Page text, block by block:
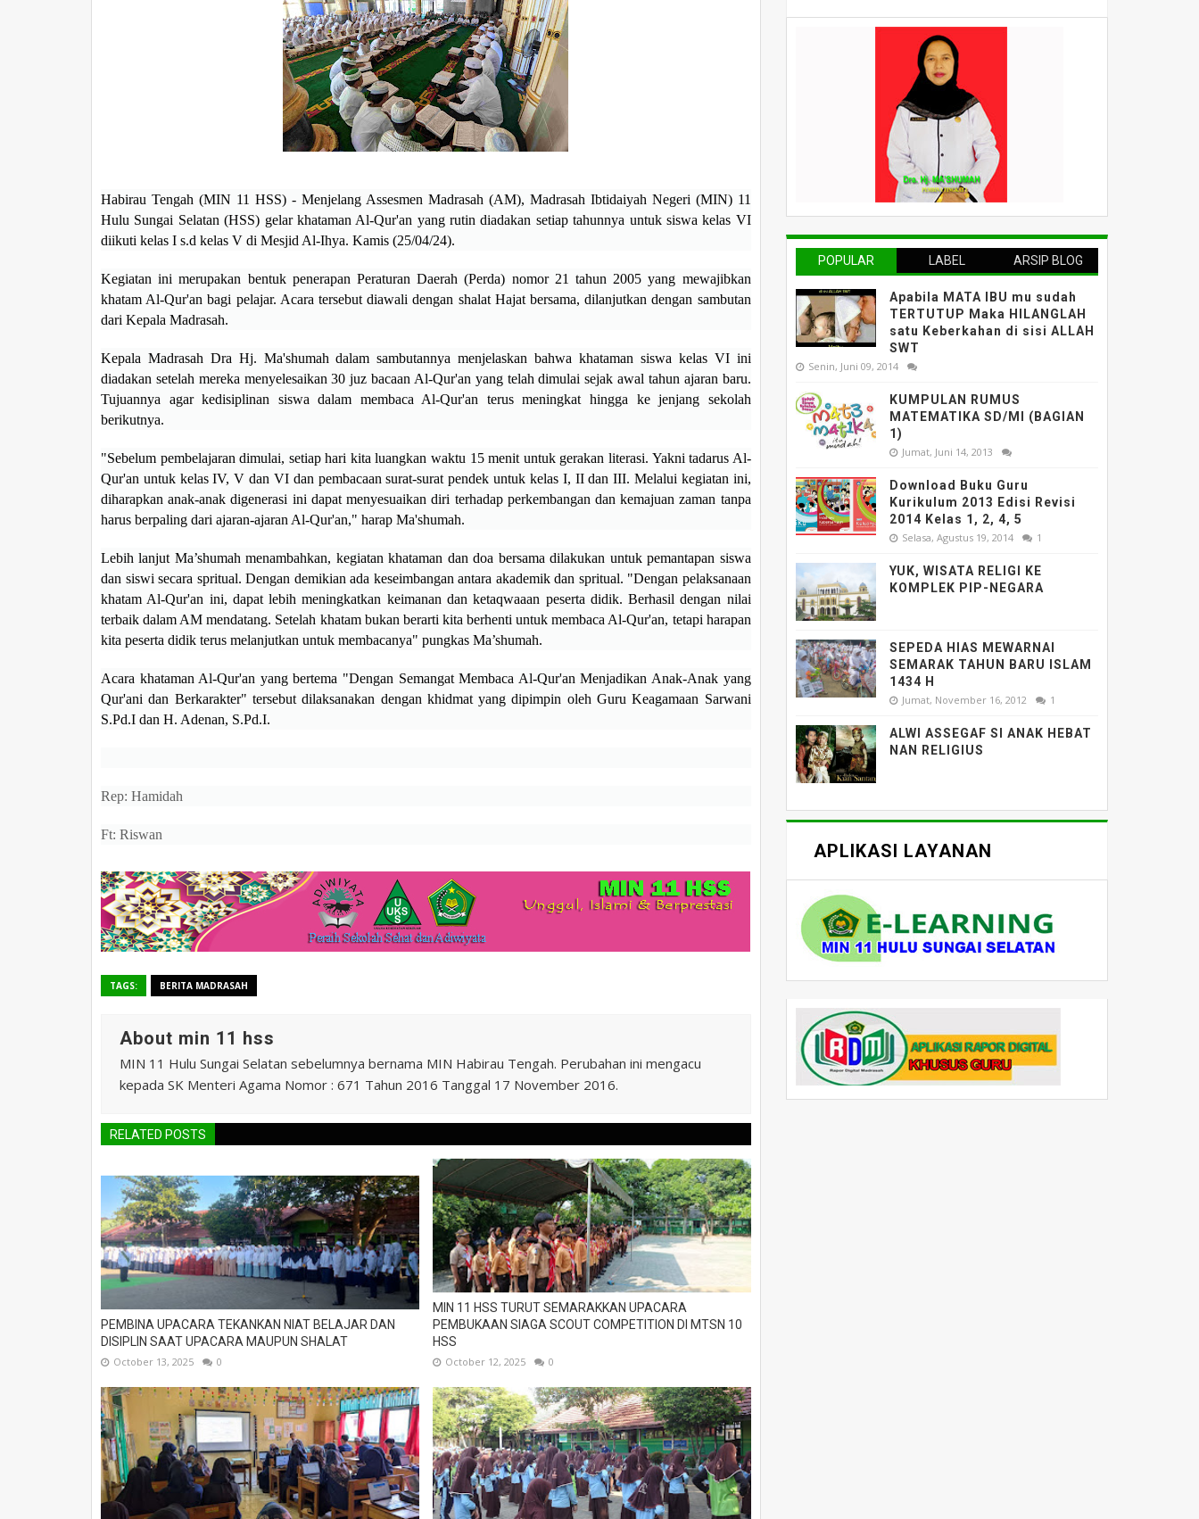
Habirau Tengah (MIN 11 HSS) - Menjelang Assesmen Madrasah (AM), Madrasah Ibtidaiyah Negeri (MIN) 11
Hulu Sungai Selatan (HSS) gelar khataman Al-Qur'an yang rutin diadakan setiap tahunnya untuk siswa kelas VI
diikuti kelas I s.d kelas V di Mesjid Al-Ihya. Kamis (25/04/24).
Kegiatan ini merupakan bentuk penerapan Peraturan Daerah (Perda) nomor 21 tahun 2005 yang mewajibkan
khatam Al-Qur'an bagi pelajar. Acara tersebut diawali dengan shalat Hajat bersama, dilanjutkan dengan sambutan
dari Kepala Madrasah.
Kepala Madrasah Dra Hj. Ma'shumah dalam sambutannya menjelaskan bahwa khataman siswa kelas VI ini
diadakan setelah mereka menyelesaikan 30 juz bacaan Al-Qur'an yang telah dimulai sejak awal tahun ajaran baru.
Tujuannya agar kedisiplinan siswa dalam membaca Al-Qur'an terus meningkat hingga ke jenjang sekolah
berikutnya.
"Sebelum pembelajaran dimulai, setiap hari kita luangkan waktu 15 menit untuk gerakan literasi. Yakni tadarus Al-
Qur'an untuk kelas IV, V dan VI dan pembacaan surat-surat pendek untuk kelas I, II dan III. Melalui kegiatan ini,
diharapkan anak-anak digenerasi ini dapat menyesuaikan diri terhadap perkembangan dan kemajuan zaman tanpa
harus berpaling dari ajaran-ajaran Al-Qur'an," harap Ma'shumah.
Lebih lanjut Ma’shumah menambahkan, kegiatan khataman dan doa bersama dilakukan untuk pemantapan siswa
dan siswi secara spritual. Dengan demikian ada keseimbangan antara akademik dan spritual. "Dengan pelaksanaan
khatam Al-Qur'an ini, dapat lebih meningkatkan keimanan dan ketaqwaaan peserta didik. Berhasil dengan nilai
terbaik dalam AM mendatang. Setelah khatam bukan berarti kita berhenti untuk membaca Al-Qur'an, tetapi harapan
kita peserta didik terus melanjutkan untuk membacanya" pungkas Ma’shumah.
Acara khataman Al-Qur'an yang bertema "Dengan Semangat Membaca Al-Qur'an Menjadikan Anak-Anak yang
Qur'ani dan Berkarakter" tersebut dilaksanakan dengan khidmat yang dipimpin oleh Guru Keagamaan Sarwani
S.Pd.I dan H. Adenan, S.Pd.I.
Rep: Hamidah
Ft: Riswan
TAGS: BERITA MADRASAH
About min 11 hss
MIN 11 Hulu Sungai Selatan sebelumnya bernama MIN Habirau Tengah. Perubahan ini mengacu
kepada SK Menteri Agama Nomor : 671 Tahun 2016 Tanggal 17 November 2016.
RELATED POSTS
PEMBINA UPACARA TEKANKAN NIAT BELAJAR DAN
DISIPLIN SAAT UPACARA MAUPUN SHALAT
October 13, 2025 0
MIN 11 HSS TURUT SEMARAKKAN UPACARA
PEMBUKAAN SIAGA SCOUT COMPETITION DI MTSN 10
HSS
October 12, 2025 0
POPULAR LABEL ARSIP BLOG
Apabila MATA IBU mu sudah
TERTUTUP Maka HILANGLAH
satu Keberkahan di sisi ALLAH
SWT
Senin, Juni 09, 2014
KUMPULAN RUMUS
MATEMATIKA SD/MI (BAGIAN
1)
Jumat, Juni 14, 2013
Download Buku Guru
Kurikulum 2013 Edisi Revisi
2014 Kelas 1, 2, 4, 5
Selasa, Agustus 19, 2014 1
YUK, WISATA RELIGI KE
KOMPLEK PIP-NEGARA
SEPEDA HIAS MEWARNAI
SEMARAK TAHUN BARU ISLAM
1434 H
Jumat, November 16, 2012 1
ALWI ASSEGAF SI ANAK HEBAT
NAN RELIGIUS
APLIKASI LAYANAN